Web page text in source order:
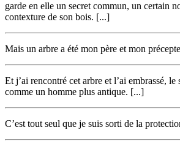
garde en elle un secret commun, un certain
contexture de son bois. [...]
Mais un arbre a été mon père et mon
Et j’ai rencontré cet arbre et l’ai embrassé, le
comme un homme plus antique. [...]
C’est tout seul que je suis sorti de la